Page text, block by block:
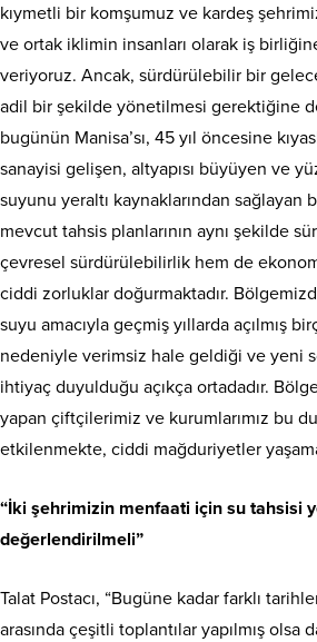
kıymetli bir komşumuz ve kardeş
ve ortak iklimin insanları olarak iş
veriyoruz. Ancak, sürdürülebilir bir
adil bir şekilde yönetilmesi gerektiğine
bugünün Manisa’sı, 45 yıl öncesine
sanayisi gelişen, altyapısı büyüyen ve
suyunu yeraltı kaynaklarından sağlayan
mevcut tahsis planlarının aynı şekilde
çevresel sürdürülebilirlik hem de
ciddi zorluklar doğurmaktadır.
suyu amacıyla geçmiş yıllarda açılmış
nedeniyle verimsiz hale geldiği ve yeni
ihtiyaç duyulduğu açıkça ortadadır.
yapan çiftçilerimiz ve kurumlarımız bu
etkilenmekte, ciddi mağduriyetler
“İki şehrimizin menfaati için su tahsisi
değerlendirilmeli”
Talat Postacı, “Bugüne kadar farklı
arasında çeşitli toplantılar yapılmış olsa